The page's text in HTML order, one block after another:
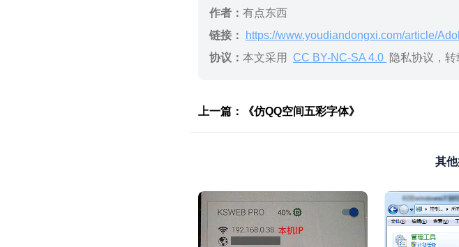
作者： 有点东西
链接：
https://www.youdiandongxi.com/article/
协议： 本文采用 CC BY-NC-SA 4.0 隐私协议，转
上一篇：《仿QQ空间五彩字体》
其